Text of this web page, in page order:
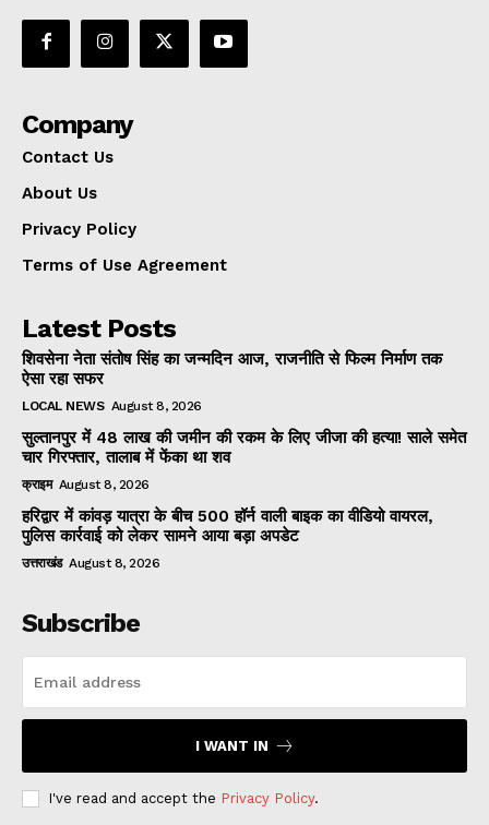
Company
Contact Us
About Us
Privacy Policy
Terms of Use Agreement
Latest Posts
शिवसेना नेता संतोष सिंह का जन्मदिन आज, राजनीति से फिल्म निर्माण तक
ऐसा रहा सफर
LOCAL NEWS August 8, 2026
सुल्तानपुर में 48 लाख की जमीन की रकम के लिए जीजा की हत्या! साले समेत
चार गिरफ्तार, तालाब में फेंका था शव
क्राइम August 8, 2026
हरिद्वार में कांवड़ यात्रा के बीच 500 हॉर्न वाली बाइक का वीडियो वायरल,
पुलिस कार्रवाई को लेकर सामने आया बड़ा अपडेट
उत्तराखंड August 8, 2026
Subscribe
I WANT IN
I've read and accept the Privacy Policy.